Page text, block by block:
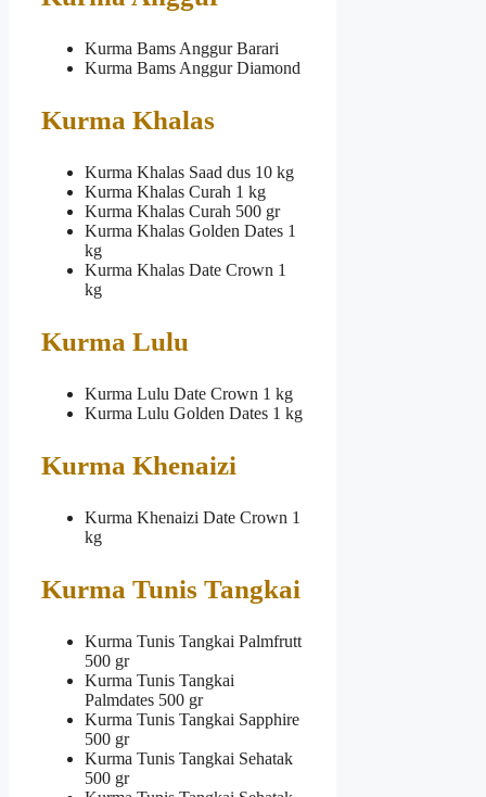
Kurma Bams Anggur Barari
Kurma Bams Anggur Diamond
Kurma Khalas
Kurma Khalas Saad dus 10 kg
Kurma Khalas Curah 1 kg
Kurma Khalas Curah 500 gr
Kurma Khalas Golden Dates 1
kg
Kurma Khalas Date Crown 1
kg
Kurma Lulu
Kurma Lulu Date Crown 1 kg
Kurma Lulu Golden Dates 1 kg
Kurma Khenaizi
Kurma Khenaizi Date Crown 1
kg
Kurma Tunis Tangkai
Kurma Tunis Tangkai Palmfrutt
500 gr
Kurma Tunis Tangkai
Palmdates 500 gr
Kurma Tunis Tangkai Sapphire
500 gr
Kurma Tunis Tangkai Sehatak
500 gr